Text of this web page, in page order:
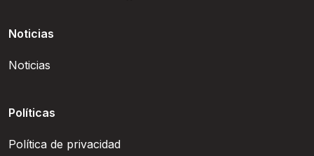
Noticias
Noticias
Políticas
Política de privacidad